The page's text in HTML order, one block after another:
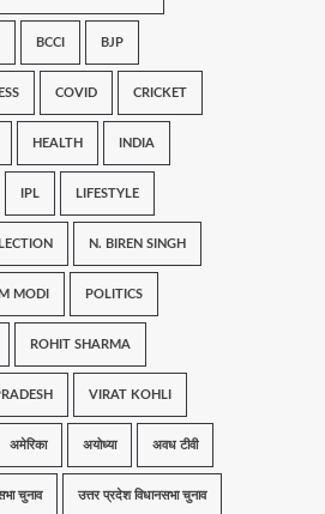
BCCI BJP
COVID CRICKET
HEALTH INDIA
IPL LIFESTYLE
N. BIREN SINGH
MODI POLITICS
ROHIT SHARMA
VIRAT KOHLI
अमेरिका अयोध्या अवध टीवी
चुनाव उत्तर प्रदेश विधानसभा चुनाव